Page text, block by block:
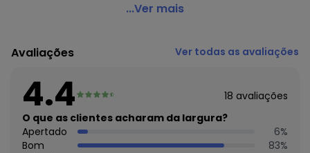
Marguerite - Pijama Floral Botânico em Malha
Modelagem: Justa
Decote frente: V
Cintura: Alta
Comprimento: Básico
Material: Malha de Poliéster
Estação: Ano Inteiro
Situação de Uso: Casual
...Ver mais
Avaliações Ver todas as avaliações
4.4 18 avaliações
O que as clientes acharam da largura?
Apertado
6%
Bom
83%